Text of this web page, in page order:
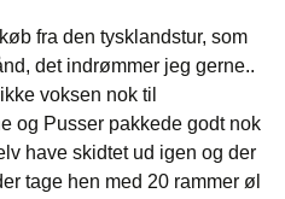
fra den tysklandstur, som
det indrømmer jeg gerne..
voksen nok til
og Pusser pakkede godt nok
have skidtet ud igen og der
tage hen med 20 rammer øl